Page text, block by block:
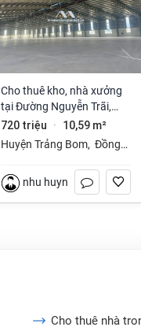
Cho thuê kho, nhà xưởng
tại Đường Nguyễn Trãi,
Trảng Bom, Trảng Bom,
Đồng Nai giá 720 Triệu
720 triệu · 10,59 m²
Huyện Trảng Bom, Đồng
nhu huynh
Cho thuê nhà